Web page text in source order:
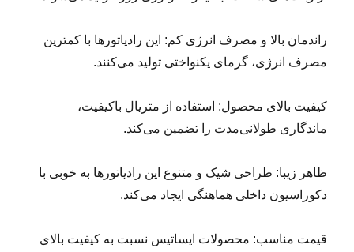
راندمان بالا و مصرف انرژی کم: این رادیاتورها با کمترین
مصرف انرژی، گرمای یکنواختی تولید می‌کنند.
کیفیت بالای محصول: استفاده از متریال باکیفیت،
ماندگاری طولانی‌مدت را تضمین می‌کند.
ظاهر زیبا: طراحی شیک و متنوع این رادیاتورها به خوبی با
دکوراسیون داخلی هماهنگی ایجاد می‌کند.
قیمت مناسب: محصولات ایساتیس نسبت به کیفیت بالای